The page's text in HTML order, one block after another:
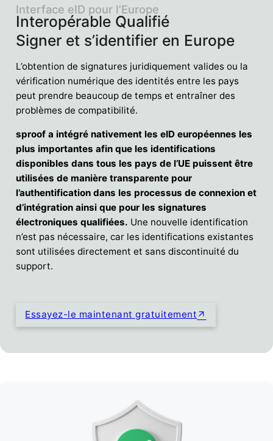
Interopérable Qualifié
Signer et s’identifier en Europe
Interface eID pour l’Europe
L’obtention de signatures juridiquement valides ou la
vérification numérique des identités entre les pays
peut prendre beaucoup de temps et entraîner des
problèmes de compatibilité.
sproof a intégré nativement les eID européennes les
plus importantes afin que les identifications
disponibles dans tous les pays de l’UE puissent être
utilisées de manière transparente pour
l’authentification dans les processus de connexion et
d’intégration ainsi que pour les signatures
électroniques qualifiées. Une nouvelle identification
n’est pas nécessaire, car les identifications existantes
sont utilisées directement et sans discontinuité du
support.
Essayez-le maintenant gratuitement